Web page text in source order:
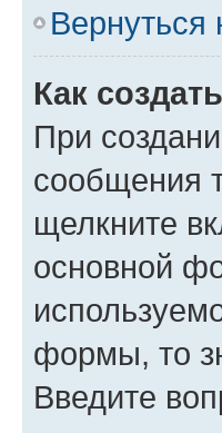
Вернуться
Как
При
сообщения
щелкните
основной
формы, то
Введите